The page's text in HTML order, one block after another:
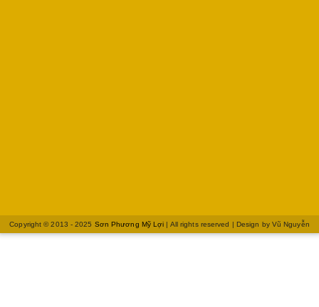
Copyright © 2013 - 2025 Sơn Phương Mỹ Lợi | All rights reserved | Design by Vũ Nguyễn